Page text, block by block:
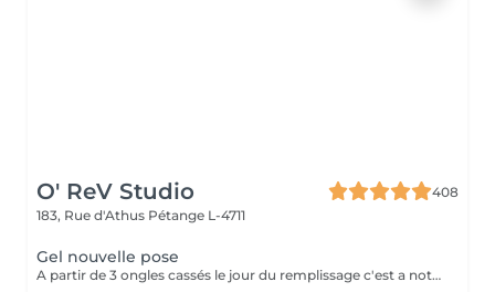
O' ReV Studio
408
183, Rue d'Athus Pétange L-4711
Gel nouvelle pose
A partir de 3 ongles cassés le jour du remplissage c'est a noter une nouvelle pose.